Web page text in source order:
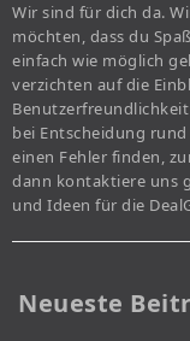
Wir sind für dich da.
möchten, dass du
einfach wie möglich
verzichten auf die
bei Entscheidung
einen Fehler finden,
dann kontaktiere uns
und Ideen für die
Neueste